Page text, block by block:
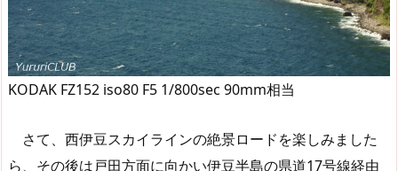
KODAK FZ152 iso80 F5 1/800sec 90mm相当
さて、西伊豆スカイラインの絶景ロードを楽しみました
ら、その後は戸田方面に向かい伊豆半島の県道17号線経由